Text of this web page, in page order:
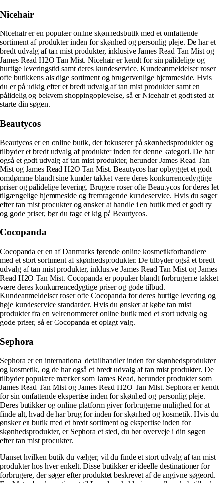
Nicehair
Nicehair er en populær online skønhedsbutik med et omfattende
sortiment af produkter inden for skønhed og personlig pleje. De har et
bredt udvalg af tan mist produkter, inklusive James Read Tan Mist og
James Read H2O Tan Mist. Nicehair er kendt for sin pålidelige og
hurtige leveringstid samt deres kundeservice. Kundeanmeldelser roser
ofte butikkens alsidige sortiment og brugervenlige hjemmeside. Hvis
du er på udkig efter et bredt udvalg af tan mist produkter samt en
pålidelig og bekvem shoppingoplevelse, så er Nicehair et godt sted at
starte din søgen.
Beautycos
Beautycos er en online butik, der fokuserer på skønhedsprodukter og
tilbyder et bredt udvalg af produkter inden for denne kategori. De har
også et godt udvalg af tan mist produkter, herunder James Read Tan
Mist og James Read H2O Tan Mist. Beautycos har opbygget et godt
omdømme blandt sine kunder takket være deres konkurrencedygtige
priser og pålidelige levering. Brugere roser ofte Beautycos for deres let
tilgængelige hjemmeside og fremragende kundeservice. Hvis du søger
efter tan mist produkter og ønsker at handle i en butik med et godt ry
og gode priser, bør du tage et kig på Beautycos.
Cocopanda
Cocopanda er en af Danmarks førende online kosmetikforhandlere
med et stort sortiment af skønhedsprodukter. De tilbyder også et bredt
udvalg af tan mist produkter, inklusive James Read Tan Mist og James
Read H2O Tan Mist. Cocopanda er populær blandt forbrugerne takket
være deres konkurrencedygtige priser og gode tilbud.
Kundeanmeldelser roser ofte Cocopanda for deres hurtige levering og
høje kundeservice standarder. Hvis du ønsker at købe tan mist
produkter fra en velrenommeret online butik med et stort udvalg og
gode priser, så er Cocopanda et oplagt valg.
Sephora
Sephora er en international detailhandler inden for skønhedsprodukter
og kosmetik, og de har også et bredt udvalg af tan mist produkter. De
tilbyder populære mærker som James Read, herunder produkter som
James Read Tan Mist og James Read H2O Tan Mist. Sephora er kendt
for sin omfattende ekspertise inden for skønhed og personlig pleje.
Deres butikker og online platform giver forbrugerne mulighed for at
finde alt, hvad de har brug for inden for skønhed og kosmetik. Hvis du
ønsker en butik med et bredt sortiment og ekspertise inden for
skønhedsprodukter, er Sephora et sted, du bør overveje i din søgen
efter tan mist produkter.
Uanset hvilken butik du vælger, vil du finde et stort udvalg af tan mist
produkter hos hver enkelt. Disse butikker er ideelle destinationer for
forbrugere, der søger efter produktet beskrevet af de angivne søgeord.